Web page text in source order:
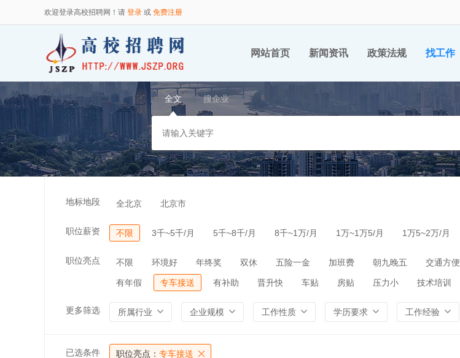
欢迎登录高校招聘网！请 登录 或 免费注册
网站首页 新闻资讯 政策法规 找工作
全文 搜企业
地标地段 全北京 北京市
职位薪资 不限 3千~5千/月 5千~8千/月 8千~1万/月 1万~1万5/月 1万5~2万/月
职位亮点 不限 环境好 年终奖 双休 五险一金 加班费 朝九晚五 交通方便
有年假 专车接送 有补助 晋升快 车贴 房贴 压力小 技术培训
更多筛选 所属行业 企业规模 工作性质 学历要求 工作经验
已选条件 职位亮点： 专车接送